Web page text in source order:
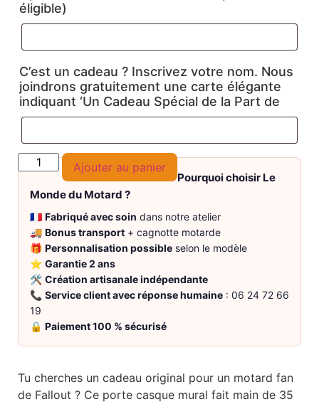
éligible)
C’est un cadeau ? Inscrivez votre nom. Nous
joindrons gratuitement une carte élégante
indiquant ‘Un Cadeau Spécial de la Part de
Ajouter au panier
Pourquoi choisir Le
Monde du Motard ?
🇫🇷 Fabriqué avec soin dans notre atelier
🚚 Bonus transport + cagnotte motarde
🎁 Personnalisation possible selon le modèle
⭐ Garantie 2 ans
🛠️ Création artisanale indépendante
📞 Service client avec réponse humaine : 06 24 72 66
19
🔒 Paiement 100 % sécurisé
Tu cherches un cadeau original pour un motard fan
de Fallout ? Ce porte casque mural fait main de 35